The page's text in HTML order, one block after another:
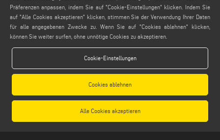
FINDEN SIE UNS AUF
COOKIE POLICY
GENERAL TERMS AND CONDITIONS OF SALE
ALLGEMEINE VERTRIEBSBEDINGUNGEN
Präferenzen anpassen, indem Sie auf "Cookie-Einstellungen" klicken. Indem Sie
auf "Alle Cookies akzeptieren" klicken, stimmen Sie der Verwendung Ihrer Daten
für alle angegebenen Zwecke zu. Wenn Sie auf "Cookies ablehnen" klicken,
können Sie weiter surfen, ohne unnötige Cookies zu akzeptieren.
Cookie-Einstellungen
Cookies ablehnen
Alle Cookies akzeptieren